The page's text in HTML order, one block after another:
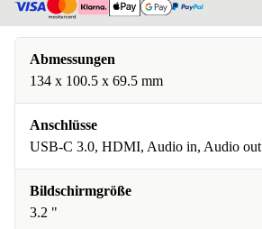
Abmessungen
134 x 100.5 x 69.5 mm
Anschlüsse
USB-C 3.0, HDMI, Audio in, Audio out
Bildschirmgröße
3.2 "